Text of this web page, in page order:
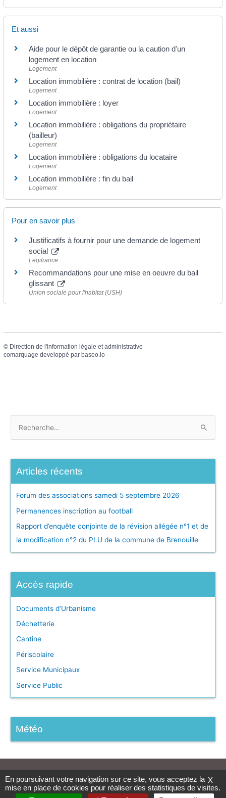
Et aussi
Aide pour le dépôt de garantie ou la caution d'un
logement en location
Logement
Location immobilière : contrat de location (bail)
Logement
Location immobilière : loyer
Logement
Location immobilière : obligations du propriétaire
(bailleur)
Logement
Location immobilière : obligations du locataire
Logement
Location immobilière : fin du bail
Logement
Pour en savoir plus
Justificatifs à fournir pour une demande de logement
social
Legifrance
Recommandations pour une mise en oeuvre du bail
glissant
Union sociale pour l'habitat (USH)
© Direction de l'information légale et administrative
comarquage developpé par baseo.io
e
r
Articles récents
Forum des associations samedi 5 septembre 2026
Permanences inscription au football
Rapport d’enquête conjointe de la révision allégée n°1 et de
la modification n°2 du PLU de la commune de Brenouille
Accès rapide
Documents d’Urbanisme
Déchetterie
Cantine
Périscolaire
Service Municipaux
Service Public
Météo
Accessibilité|Aide|Mentions légales|Plan du site|Contact
| Site développé parADICO
X
En poursuivant votre navigation sur ce site, vous acceptez la
mise en place de cookies pour réaliser des statistiques de visites.